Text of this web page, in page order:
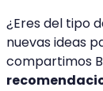
¿Eres del tipo
nuevas ideas
compartimos